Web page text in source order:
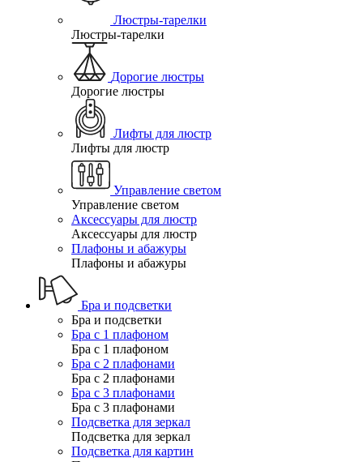
Люстры-тарелки
Люстры-тарелки
Дорогие люстры
Дорогие люстры
Лифты для люстр
Лифты для люстр
Управление светом
Управление светом
Аксессуары для люстр
Аксессуары для люстр
Плафоны и абажуры
Плафоны и абажуры
Бра и подсветки
Бра и подсветки
Бра с 1 плафоном
Бра с 1 плафоном
Бра с 2 плафонами
Бра с 2 плафонами
Бра с 3 плафонами
Бра с 3 плафонами
Подсветка для зеркал
Подсветка для зеркал
Подсветка для картин